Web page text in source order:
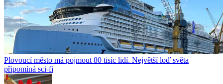
Plovoucí město má pojmout 80 tisíc lidí. Největší loď světa
připomíná sci-fi